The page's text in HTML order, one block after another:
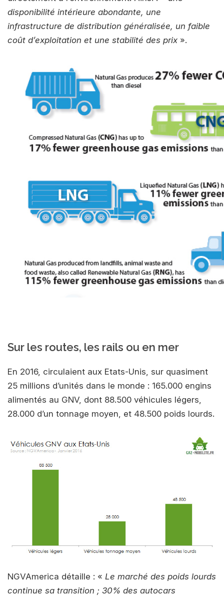
disponibilité intérieure abondante, une
infrastructure de distribution généralisée, un faible
coût d’exploitation et une stabilité des prix ».
Sur les routes, les rails ou en mer
En 2016, circulaient aux Etats-Unis, sur quasiment
25 millions d’unités dans le monde : 165.000 engins
alimentés au GNV, dont 88.500 véhicules légers,
28.000 d’un tonnage moyen, et 48.500 poids lourds.
NGVAmerica détaille : « Le marché des poids lourds
continue sa transition ; 30% des autocars